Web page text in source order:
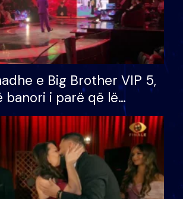
e Big Brother VIP 5,
banori i parë që lë
humb mundësinë për
e madh